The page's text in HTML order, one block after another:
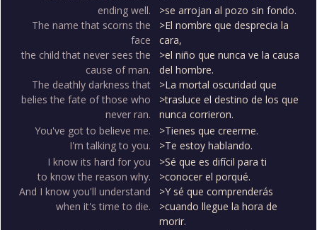
ending well.
The name that scorns the
face
the child that never sees the
cause of man.
The deathly darkness that
belies the fate of those who
never ran.
>se arrojan al pozo sin fondo.
>El nombre que desprecia la
cara,
>el niño que nunca ve la causa
del hombre.
>La mortal oscuridad que
>trasluce el destino de los que
nunca corrieron.
You've got to believe me.
I'm talking to you.
>Tienes que creerme.
>Te estoy hablando.
I know its hard for you
to know the reason why.
And I know you'll understand
when it's time to die.
>Sé que es difícil para ti
>conocer el porqué.
>Y sé que comprenderás
>cuando llegue la hora de
morir.